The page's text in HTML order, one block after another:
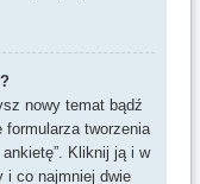
nowy temat bądź
tworzenia
Kliknij ją i w
i co najmniej dwie